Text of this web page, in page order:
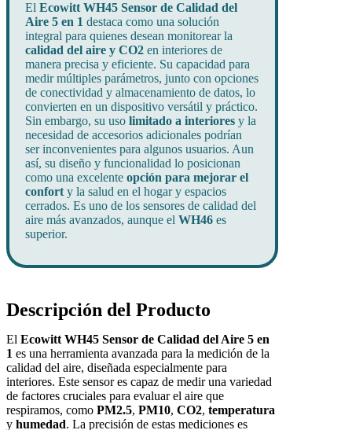
El Ecowitt WH45 Sensor de Calidad del
Aire 5 en 1 destaca como una solución
integral para quienes desean monitorear la
calidad del aire y CO2 en interiores de
manera precisa y eficiente. Su capacidad para
medir múltiples parámetros, junto con opciones
de conectividad y almacenamiento de datos, lo
convierten en un dispositivo versátil y práctico.
Sin embargo, su uso limitado a interiores y la
necesidad de accesorios adicionales podrían
ser inconvenientes para algunos usuarios. Aun
así, su diseño y funcionalidad lo posicionan
como una excelente opción para mejorar el
confort y la salud en el hogar y espacios
cerrados. Es uno de los sensores de calidad del
aire más avanzados, aunque el WH46 es
superior.
Descripción del Producto
El Ecowitt WH45 Sensor de Calidad del Aire 5 en
1 es una herramienta avanzada para la medición de la
calidad del aire, diseñada especialmente para
interiores. Este sensor es capaz de medir una variedad
de factores cruciales para evaluar el aire que
respiramos, como PM2.5, PM10, CO2, temperatura
y humedad. La precisión de estas mediciones es